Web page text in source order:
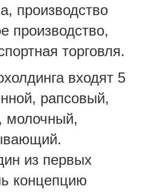
производство
производство,
торговля.
входят 5
рапсовый,
молочный,
из первых
концепцию